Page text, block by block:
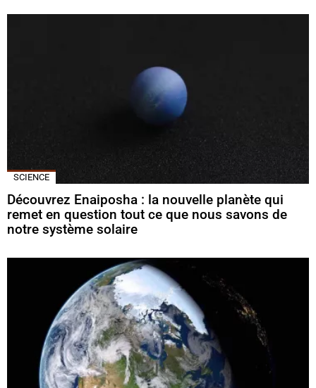
SCIENCE
Découvrez Enaiposha : la nouvelle planète qui
remet en question tout ce que nous savons de
notre système solaire